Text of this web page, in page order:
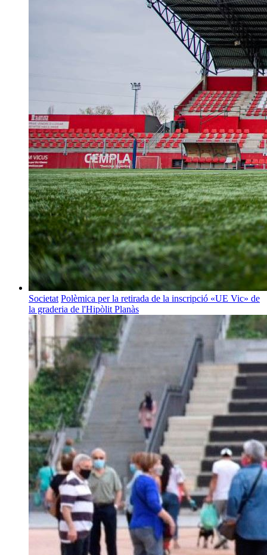
Societat Polèmica per la retirada de la inscripció «UE Vic» de
la graderia de l'Hipòlit Planàs